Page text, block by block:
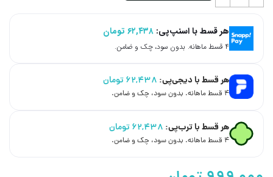
هر قسط با اسنپ‌پی: ۶۲,۴۳۸ تومان
۴ قسط ماهانه. بدون سود، چک و ضامن.
هر قسط با دیجی‌پی: ۶۲,۴۳۸تومان
۴ قسط ماهانه. بدون سود، چک و ضامن.
هر قسط با ترب‌پی: ۶۲,۴۳۸تومان
۴ قسط ماهانه. بدون سود، چک و ضامن.